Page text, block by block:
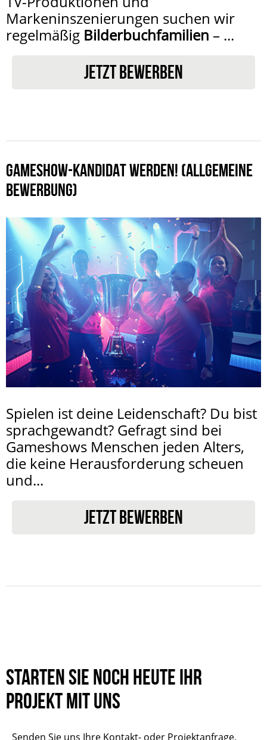
Markeninszenierungen suchen wir
regelmäßig Bilderbuchfamilien – ...
JETZT BEWERBEN
GAMESHOW-KANDIDAT WERDEN! (ALLGEMEINE
BEWERBUNG)
Spielen ist deine Leidenschaft? Du bist
sprachgewandt? Gefragt sind bei
Gameshows Menschen jeden Alters,
die keine Herausforderung scheuen
und...
JETZT BEWERBEN
Starten Sie noch heute Ihr
Projekt mit uns
Senden Sie uns Ihre Kontakt- oder Projektanfrage,